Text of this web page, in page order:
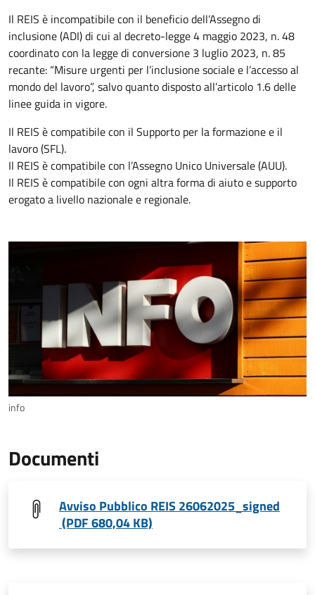
Il REIS è incompatibile con il beneficio dell’Assegno di
inclusione (ADI) di cui al decreto-legge 4 maggio 2023, n. 48
coordinato con la legge di conversione 3 luglio 2023, n. 85
recante: “Misure urgenti per l’inclusione sociale e l’accesso al
mondo del lavoro”, salvo quanto disposto all’articolo 1.6 delle
linee guida in vigore.
Il REIS è compatibile con il Supporto per la formazione e il
lavoro (SFL).
Il REIS è compatibile con l’Assegno Unico Universale (AUU).
Il REIS è compatibile con ogni altra forma di aiuto e supporto
erogato a livello nazionale e regionale.
info
Documenti
Avviso Pubblico REIS 26062025_signed
(PDF 680,04 KB)